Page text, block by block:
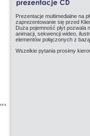
Prezentacje multimedialne na
zaprezentowanie się przed
Duża pojemność płyt
animacji, sekwencji wideo,
elementów połączonych z
Wszelkie pytania prosimy